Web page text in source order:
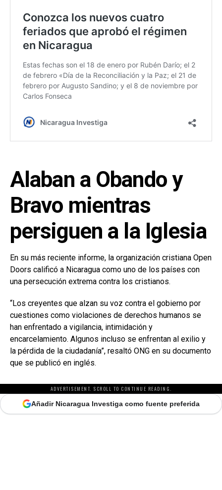
Alaban a Obando y
Bravo mientras
persiguen a la Iglesia
En su más reciente informe, la organización cristiana Open
Doors calificó a Nicaragua como uno de los países con
una persecución extrema contra los cristianos.
“Los creyentes que alzan su voz contra el gobierno por
cuestiones como violaciones de derechos humanos se
han enfrentado a vigilancia, intimidación y
encarcelamiento. Algunos incluso se enfrentan al exilio y
la pérdida de la ciudadanía”, resaltó ONG en su documento
que se publicó en inglés.
ADVERTISEMENT. SCROLL TO CONTINUE READING.
Añadir Nicaragua Investiga como fuente preferida